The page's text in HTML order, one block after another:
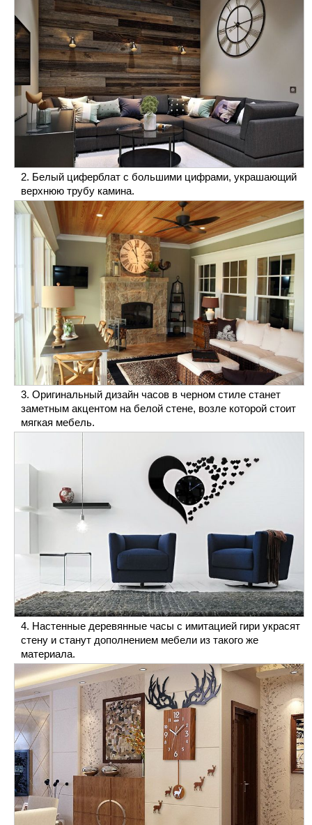
Белый циферблат с большими цифрами, украшающий
верхнюю трубу камина.
Оригинальный дизайн часов в черном стиле станет
заметным акцентом на белой стене, возле которой стоит
мягкая мебель.
Настенные деревянные часы с имитацией гири украсят
стену и станут дополнением мебели из такого же
материала.